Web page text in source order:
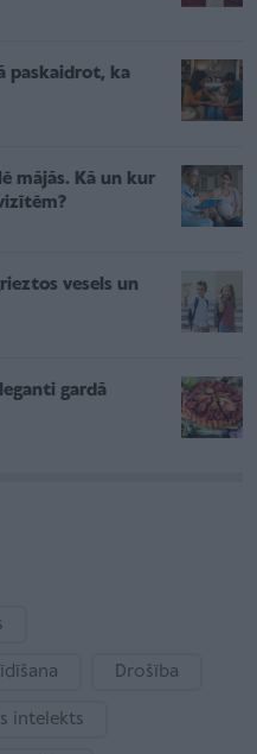
paskaidrot, ka
mājās. Kā un kur
vesels un
gardā
Drošība
intelekts